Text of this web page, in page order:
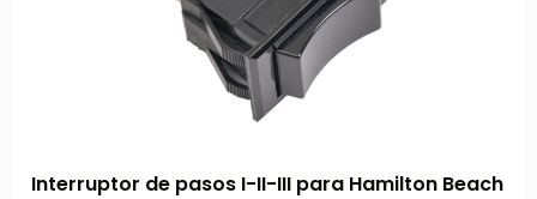
Interruptor de pasos I-II-III para Hamilton Beach